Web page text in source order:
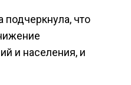
подчеркнула, что
и населения, и